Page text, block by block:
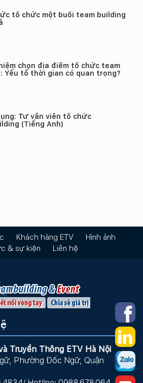
tổ chức một buổi team building
chọn địa điểm tổ chức team
Yếu tố thời gian có quan trọng?
Tư vấn viên tổ chức
(Tiếng Anh)
Khách hàng ETV
Hình ảnh
& sự kiện
Liên hệ
Truyền Thông ETV Hà Nội
Phường Đốc Ngữ, Quận